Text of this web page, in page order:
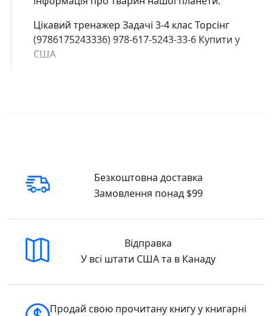
Цікавий тренажер Задачі 3-4 клас Торсінг
(9786175243336) 978-617-5243-33-6 Купити у
США
Безкоштовна доставка
Замовлення понад $99
Відправка
У всі штати США та в Канаду
Продай свою прочитану книгу у книгарні